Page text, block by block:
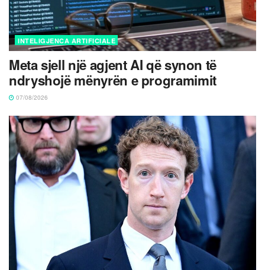
INTELIGJENCA ARTIFICIALE
Meta sjell një agjent AI që synon të
ndryshojë mënyrën e programimit
07/08/2026